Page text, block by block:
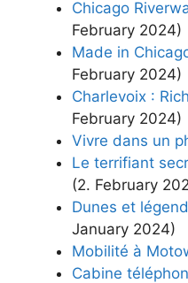
Chicago
February 2024)
Made in
February 2024)
Charlevoix :
February 2024)
Vivre dans un
Le terrifiant
(2. February
Dunes et
January 2024)
Mobilité à
Cabine